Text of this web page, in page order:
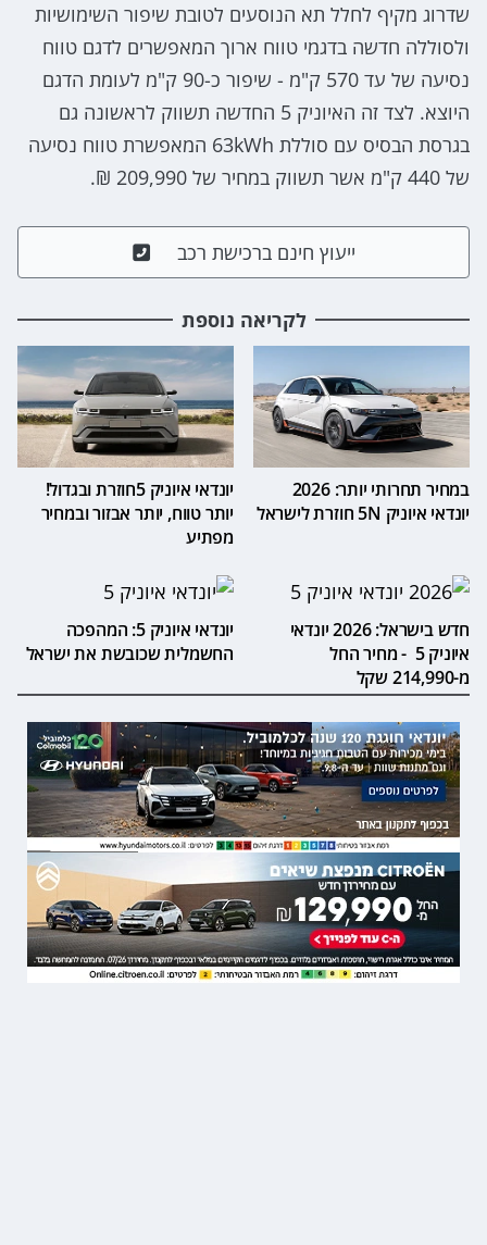
שדרוג מקיף לחלל תא הנוסעים לטובת שיפור השימושיות
ולסוללה חדשה בדגמי טווח ארוך המאפשרים לדגם טווח
נסיעה של עד 570 ק"מ - שיפור כ-90 ק"מ לעומת הדגם
היוצא. לצד זה האיוניק 5 החדשה תשווק לראשונה גם
בגרסת הבסיס עם סוללת 63kWh המאפשרת טווח נסיעה
של 440 ק"מ אשר תשווק במחיר של 209,990 ₪.
ייעוץ חינם ברכישת רכב
לקריאה נוספת
במחיר תחרותי יותר: 2026
יונדאי איוניק 5N חוזרת לישראל
יונדאי איוניק 5חוזרת ובגדול!
יותר טווח, יותר אבזור ובמחיר
מפתיע
חדש בישראל: 2026 יונדאי
איוניק 5 - מחיר החל
מ-214,990 שקל
יונדאי איוניק 5: המהפכה
החשמלית שכובשת את ישראל